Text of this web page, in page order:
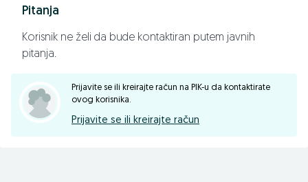
Pitanja
Korisnik ne želi da bude kontaktiran putem javnih
pitanja.
Prijavite se ili kreirajte račun na PIK-u da kontaktirate
ovog korisnika.
Prijavite se ili kreirajte račun